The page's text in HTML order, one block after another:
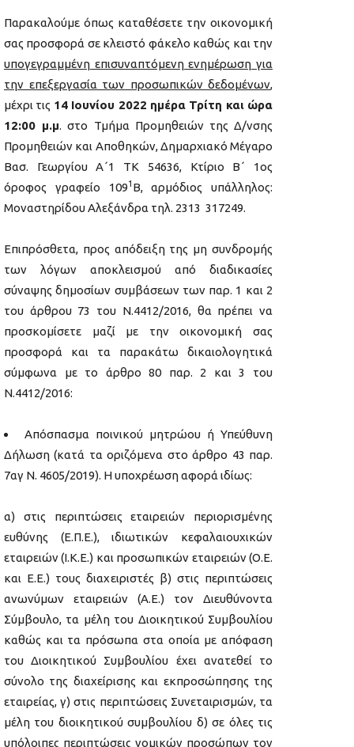
Παρακαλούμε όπως καταθέσετε την οικονομική
σας προσφορά σε κλειστό φάκελο καθώς και την
υπογεγραμμένη επισυναπτόμενη ενημέρωση για
την επεξεργασία των προσωπικών δεδομένων,
μέχρι τις 14 Ιουνίου 2022 ημέρα Τρίτη και ώρα
12:00 μ.μ. στο Τμήμα Προμηθειών της Δ/νσης
Προμηθειών και Αποθηκών, Δημαρχιακό Μέγαρο
Βασ. Γεωργίου Α΄1 ΤΚ 54636, Κτίριο Β΄ 1ος
όροφος γραφείο 1091 Β, αρμόδιος υπάλληλος:
Μοναστηρίδου Αλεξάνδρα τηλ. 2313 317249.
Επιπρόσθετα, προς απόδειξη της μη συνδρομής
των λόγων αποκλεισμού από διαδικασίες
σύναψης δημοσίων συμβάσεων των παρ. 1 και 2
του άρθρου 73 του Ν.4412/2016, θα πρέπει να
προσκομίσετε μαζί με την οικονομική σας
προσφορά και τα παρακάτω δικαιολογητικά
σύμφωνα με το άρθρο 80 παρ. 2 και 3 του
Ν.4412/2016:
Απόσπασμα ποινικού μητρώου ή Υπεύθυνη
Δήλωση (κατά τα οριζόμενα στο άρθρο 43 παρ.
7αγ Ν. 4605/2019). Η υποχρέωση αφορά ιδίως:
α) στις περιπτώσεις εταιρειών περιορισμένης
ευθύνης (Ε.Π.Ε.), ιδιωτικών κεφαλαιουχικών
εταιρειών (Ι.Κ.Ε.) και προσωπικών εταιρειών (Ο.Ε.
και Ε.Ε.) τους διαχειριστές β) στις περιπτώσεις
ανωνύμων εταιρειών (Α.Ε.) τον Διευθύνοντα
Σύμβουλο, τα μέλη του Διοικητικού Συμβουλίου
καθώς και τα πρόσωπα στα οποία με απόφαση
του Διοικητικού Συμβουλίου έχει ανατεθεί το
σύνολο της διαχείρισης και εκπροσώπησης της
εταιρείας, γ) στις περιπτώσεις Συνεταιρισμών, τα
μέλη του διοικητικού συμβουλίου δ) σε όλες τις
υπόλοιπες περιπτώσεις νομικών προσώπων τον